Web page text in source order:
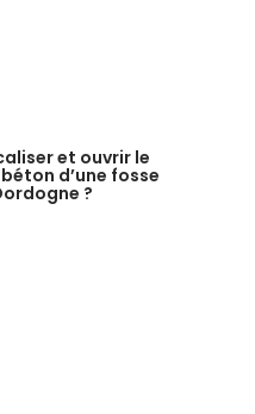
et ouvrir le
d’une fosse
?